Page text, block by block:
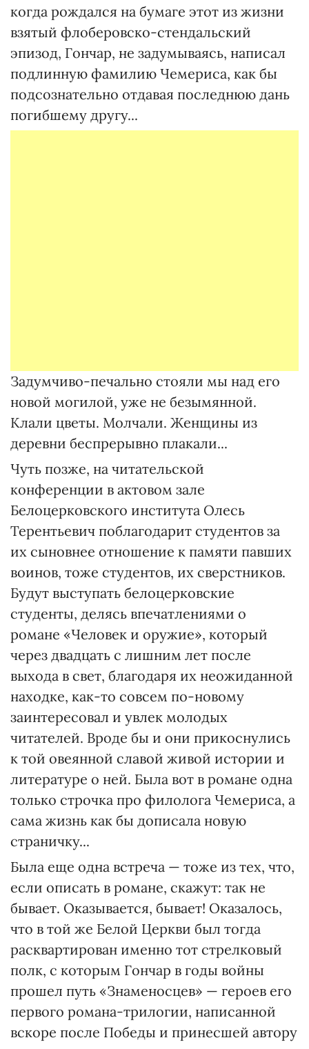
когда рождался на бумаге этот из жизни
взятый флоберовско-стендальский
эпизод, Гончар, не задумываясь, написал
подлинную фамилию Чемериса, как бы
подсознательно отдавая последнюю дань
погибшему другу...
Задумчиво-печально стояли мы над его
новой могилой, уже не безымянной.
Клали цветы. Молчали. Женщины из
деревни беспрерывно плакали...
Чуть позже, на читательской
конференции в актовом зале
Белоцерковского института Олесь
Терентьевич поблагодарит студентов за
их сыновнее отношение к памяти павших
воинов, тоже студентов, их сверстников.
Будут выступать белоцерковские
студенты, делясь впечатлениями о
романе «Человек и оружие», который
через двадцать с лишним лет после
выхода в свет, благодаря их неожиданной
находке, как-то совсем по-новому
заинтересовал и увлек молодых
читателей. Вроде бы и они прикоснулись
к той овеянной славой живой истории и
литературе о ней. Была вот в романе одна
только строчка про филолога Чемериса, а
сама жизнь как бы дописала новую
страничку...
Была еще одна встреча — тоже из тех, что,
если описать в романе, скажут: так не
бывает. Оказывается, бывает! Оказалось,
что в той же Белой Церкви был тогда
расквартирован именно тот стрелковый
полк, с которым Гончар в годы войны
прошел путь «Знаменосцев» — героев его
первого романа-трилогии, написанной
вскоре после Победы и принесшей автору